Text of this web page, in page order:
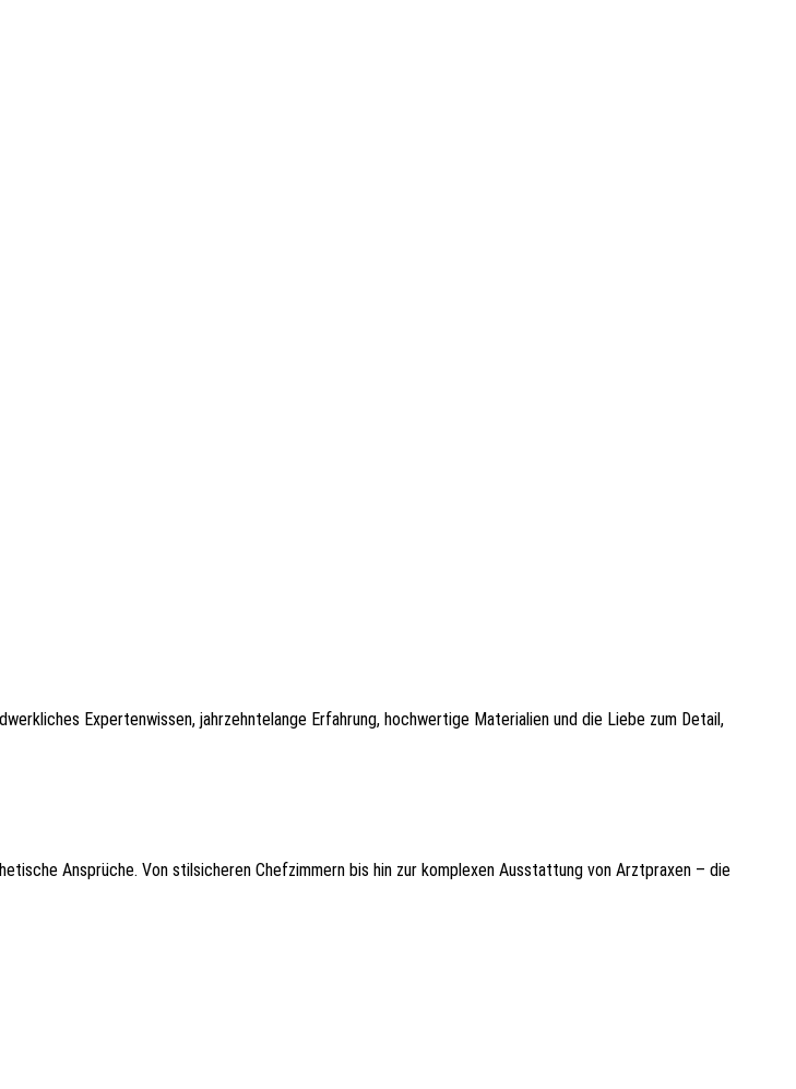
Expertenwissen, jahrzehntelange Erfahrung, hochwertige Materialien und die Liebe zum Detail,
Ansprüche. Von stilsicheren Chefzimmern bis hin zur komplexen Ausstattung von Arztpraxen – die